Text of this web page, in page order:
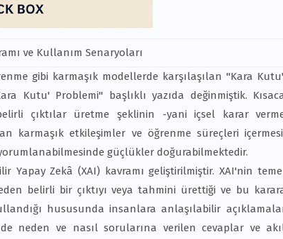
ve Kullanım Senaryoları
gibi karmaşık modellerde karşılaşılan "Kara
Kutu' Problemi" başlıklı yazıda değinmiştik.
çıktılar üretme şeklinin -yani içsel karar
karmaşık etkileşimler ve öğrenme süreçleri
güçlükler doğurabilmektedir.
Yapay Zekâ (XAI) kavramı geliştirilmiştir. XAI'nin
belirli bir çıktıyı veya tahmini ürettiği ve bu
hususunda insanlara anlaşılabilir
neden ve nasıl sorularına verilen cevaplar ve